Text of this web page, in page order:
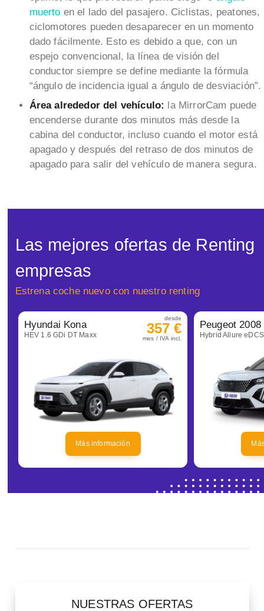
muerto en el lado del pasajero. Ciclistas, peatones,
ciclomotores pueden desaparecer en un momento
dado fácilmente. Esto es debido a que, con un
espejo convencional, la línea de visión del
conductor siempre se define mediante la fórmula
“ángulo de incidencia igual a ángulo de desviación”.
Área alrededor del vehículo: la MirrorCam puede
encenderse durante dos minutos más desde la
cabina del conductor, incluso cuando el motor está
apagado y después del retraso de dos minutos de
apagado para salir del vehículo de manera segura.
Las mejores ofertas de Renting
empresas
Estrena coche nuevo con nuestro renting
Hyundai Kona
HEV 1.6 GDi DT Maxx
desde
357 €
mes / IVA incl.
Más información
Peugeot 2008
Hybrid Allure
NUESTRAS OFERTAS